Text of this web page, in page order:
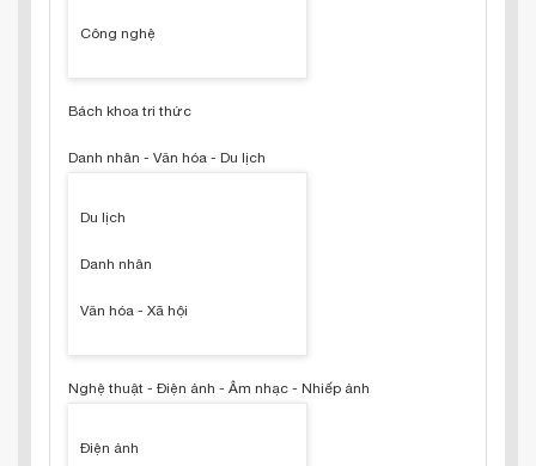
Công nghệ
Bách khoa tri thức
Danh nhân - Văn hóa - Du lịch
Du lịch
Danh nhân
Văn hóa - Xã hội
Nghệ thuật - Điện ảnh - Âm nhạc - Nhiếp ảnh
Điện ảnh